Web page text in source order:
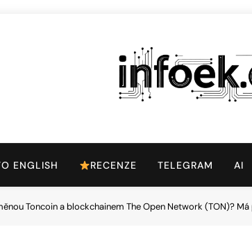
Infoek.cz
ENGLISH RECENZE TELEGRAM AI
Toncoin a blockchainem The Open Network (TON)?